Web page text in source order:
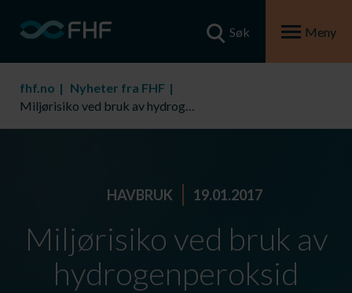
Søk Meny
fhf.no
Nyheter fra FHF
Miljørisiko ved bruk av hydrogenperoksid
HAVBRUK 19.01.2017
Miljørisiko ved bruk av
hydrogenperoksid